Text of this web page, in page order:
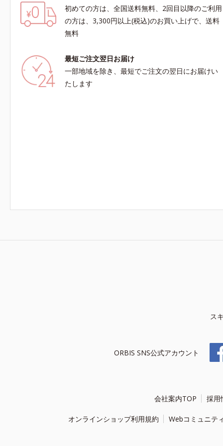
初めての方は、全国送料無料、2回目以降のご利用
の方は、3,300円以上(税込)のお買い上げで、送料
無料
最短ご注文翌日お届け
一部地域を除き、最短でご注文の翌日にお届けい
たします
ス
ORBIS SNS公式アカウント
会社案内TOP 採用
オンラインショップ利用規約 Webコミュニテ